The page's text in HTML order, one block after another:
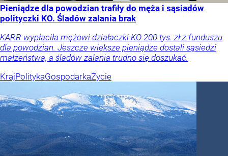
Pieniądze dla powodzian trafiły do męża i sąsiadów
polityczki KO. Śladów zalania brak
KARR wypłaciła mężowi działaczki KO 200 tys. zł z funduszu
dla powodzian. Jeszcze większe pieniądze dostali sąsiedzi
małżeństwa, a śladów zalania trudno się doszukać.
KrajPolitykaGospodarkaŻycie